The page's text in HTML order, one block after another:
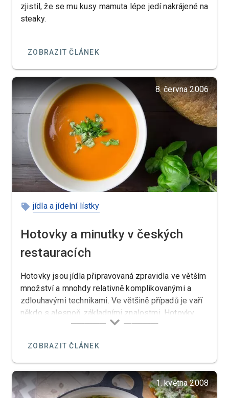
zjistil, že se mu kusy mamuta lépe jedí nakrájené na
steaky.
ZOBRAZIT ČLÁNEK
8. června 2006
jídla a jídelní lístky
Hotovky a minutky v českých
restauracích
Hotovky jsou jídla připravovaná zpravidla ve větším
množství a mnohdy relativně komplikovanými a
zdlouhavými technikami. Ve většině případů je vaří
někdo s alespoň základními znalostmi. Hotovky
jsou také připravovány z potravin, které rychlými
ZOBRAZIT ČLÁNEK
1. května 2008